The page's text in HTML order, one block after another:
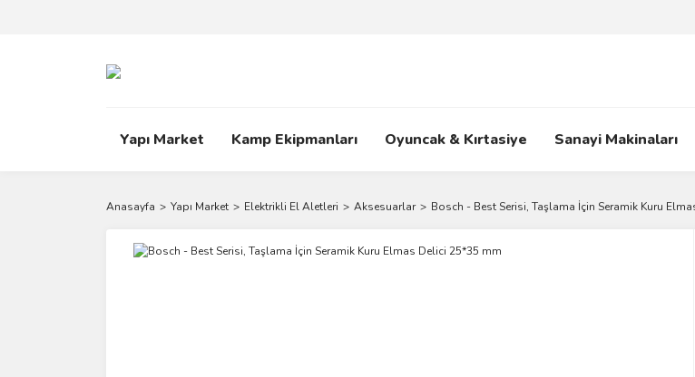
Yapı Market Kamp Ekipmanları Oyuncak & Kırtasiye Sanayi Makinaları
Anasayfa Yapı Market Elektrikli El Aletleri Aksesuarlar Bosch - Best Serisi, Taşlama İçin Seramik Kuru